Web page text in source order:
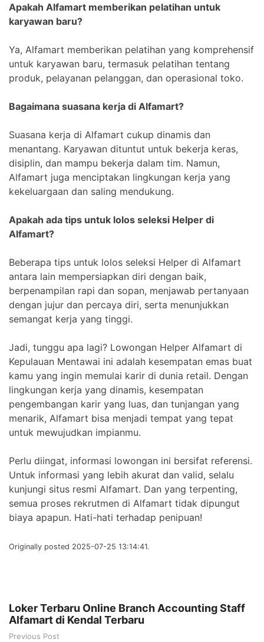
Apakah Alfamart memberikan pelatihan untuk
karyawan baru?
Ya, Alfamart memberikan pelatihan yang komprehensif
untuk karyawan baru, termasuk pelatihan tentang
produk, pelayanan pelanggan, dan operasional toko.
Bagaimana suasana kerja di Alfamart?
Suasana kerja di Alfamart cukup dinamis dan
menantang. Karyawan dituntut untuk bekerja keras,
disiplin, dan mampu bekerja dalam tim. Namun,
Alfamart juga menciptakan lingkungan kerja yang
kekeluargaan dan saling mendukung.
Apakah ada tips untuk lolos seleksi Helper di
Alfamart?
Beberapa tips untuk lolos seleksi Helper di Alfamart
antara lain mempersiapkan diri dengan baik,
berpenampilan rapi dan sopan, menjawab pertanyaan
dengan jujur dan percaya diri, serta menunjukkan
semangat kerja yang tinggi.
Jadi, tunggu apa lagi? Lowongan Helper Alfamart di
Kepulauan Mentawai ini adalah kesempatan emas buat
kamu yang ingin memulai karir di dunia retail. Dengan
lingkungan kerja yang dinamis, kesempatan
pengembangan karir yang luas, dan tunjangan yang
menarik, Alfamart bisa menjadi tempat yang tepat
untuk mewujudkan impianmu.
Perlu diingat, informasi lowongan ini bersifat referensi.
Untuk informasi yang lebih akurat dan valid, selalu
kunjungi situs resmi Alfamart. Dan yang terpenting,
semua proses rekrutmen di Alfamart tidak dipungut
biaya apapun. Hati-hati terhadap penipuan!
Originally posted 2025-07-25 13:14:41.
Loker Terbaru Online Branch Accounting Staff
Alfamart di Kendal Terbaru
Previous Post